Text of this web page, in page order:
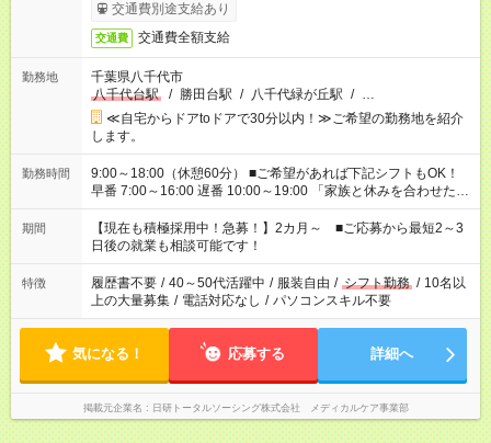
交通費別途支給あり
交通費 交通費全額支給
勤務地
千葉県八千代市
八千代台駅
/ 勝田台駅 / 八千代緑が丘駅 / …
≪自宅からドアtoドアで30分以内！≫ご希望の勤務地を紹介
します。
勤務時間
9:00～18:00（休憩60分） ■ご希望があれば下記シフトもOK！
早番 7:00～16:00 遅番 10:00～19:00 「家族と休みを合わせた
い」 「余裕を持って夕飯の準備がしたい」 「できれば残業はし
たくない」 など、ご希望を教えてくださいね。 ※Wワーク希望
の方へ 今ご覧のお仕事で希望する勤務時間と、もう1つのお仕事
の勤務時間。 合計で週40時間を超える場合は応募できません。
期間
【現在も積極採用中！急募！】2カ月～ ■ご応募から最短2～3
日後の就業も相談可能です！
特徴 履歴書不要 / 40～50代活躍中 / 服装自由 / シフト勤務 / 10名以
上の大量募集 / 電話対応なし / パソコンスキル不要
気になる！ 応募する 詳細へ
掲載元企業名 日研トータルソーシング株式会社 メディカルケア事業部